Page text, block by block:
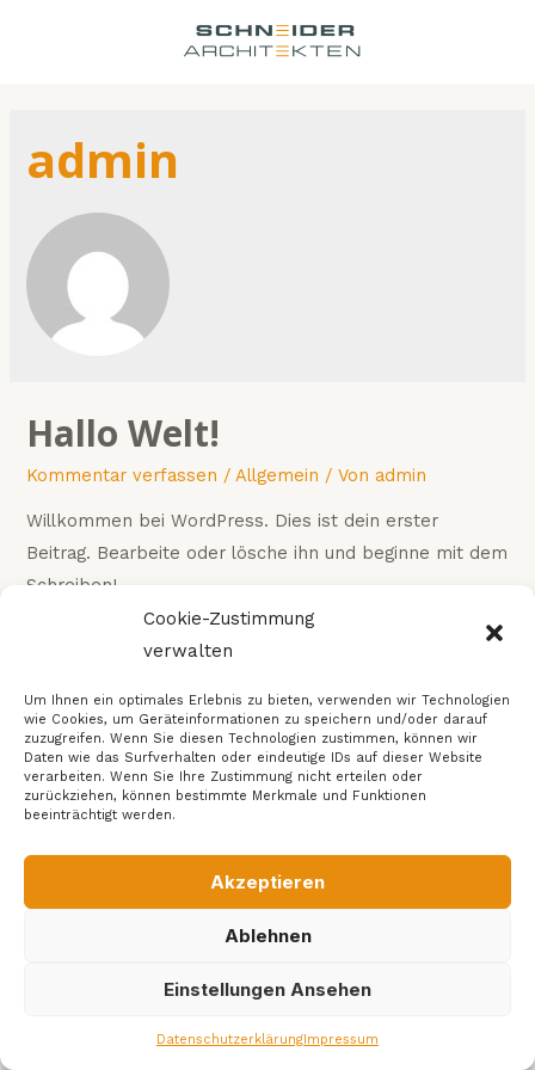
Cookie-Zustimmung
verwalten
Um Ihnen ein optimales Erlebnis zu bieten, verwenden wir Technologien
wie Cookies, um Geräteinformationen zu speichern und/oder darauf
zuzugreifen. Wenn Sie diesen Technologien zustimmen, können wir
Daten wie das Surfverhalten oder eindeutige IDs auf dieser Website
verarbeiten. Wenn Sie Ihre Zustimmung nicht erteilen oder
zurückziehen, können bestimmte Merkmale und Funktionen
beeinträchtigt werden.
Akzeptieren
Ablehnen
Einstellungen Ansehen
DatenschutzerklärungImpressum
admin
Hallo Welt!
Kommentar verfassen / Allgemein / Von admin
Willkommen bei WordPress. Dies ist dein erster
Beitrag. Bearbeite oder lösche ihn und beginne mit dem
Schreiben!
© 2026 Schneider Architekten – Jobs
Schreiben Sie uns: jobs@architekturschneider.de